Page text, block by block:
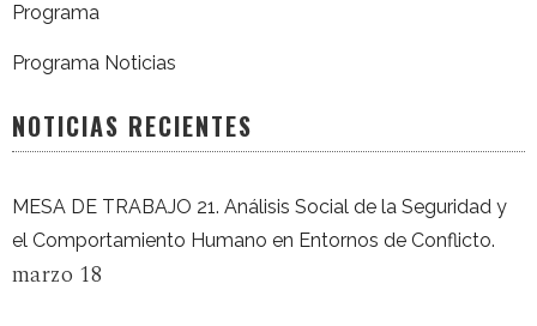
Programa
Programa Noticias
NOTICIAS RECIENTES
MESA DE TRABAJO 21. Análisis Social de la Seguridad y
el Comportamiento Humano en Entornos de Conflicto.
marzo 18